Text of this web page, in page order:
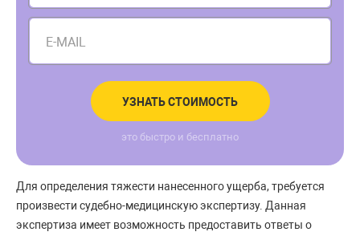
E-MAIL
УЗНАТЬ СТОИМОСТЬ
это быстро и бесплатно
Для определения тяжести нанесенного ущерба, требуется
произвести судебно-медицинскую экспертизу. Данная
экспертиза имеет возможность предоставить ответы о